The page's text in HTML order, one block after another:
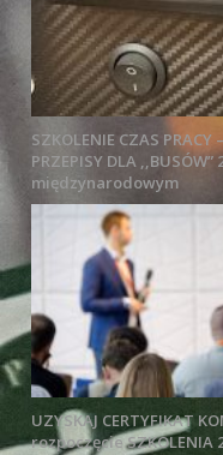
SZKOLENIE CZAS
PRZEPISY DLA
międzynarodowym
UZYSKAJ CERTYFIKAT
rozpoczęcie SZKOLENIA